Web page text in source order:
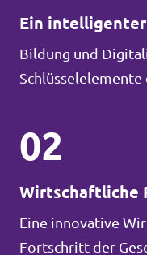
Ein
Bildung und
Schlüsselelemente
02
Wirtschaftliche
Eine innovative
Fortschritt der